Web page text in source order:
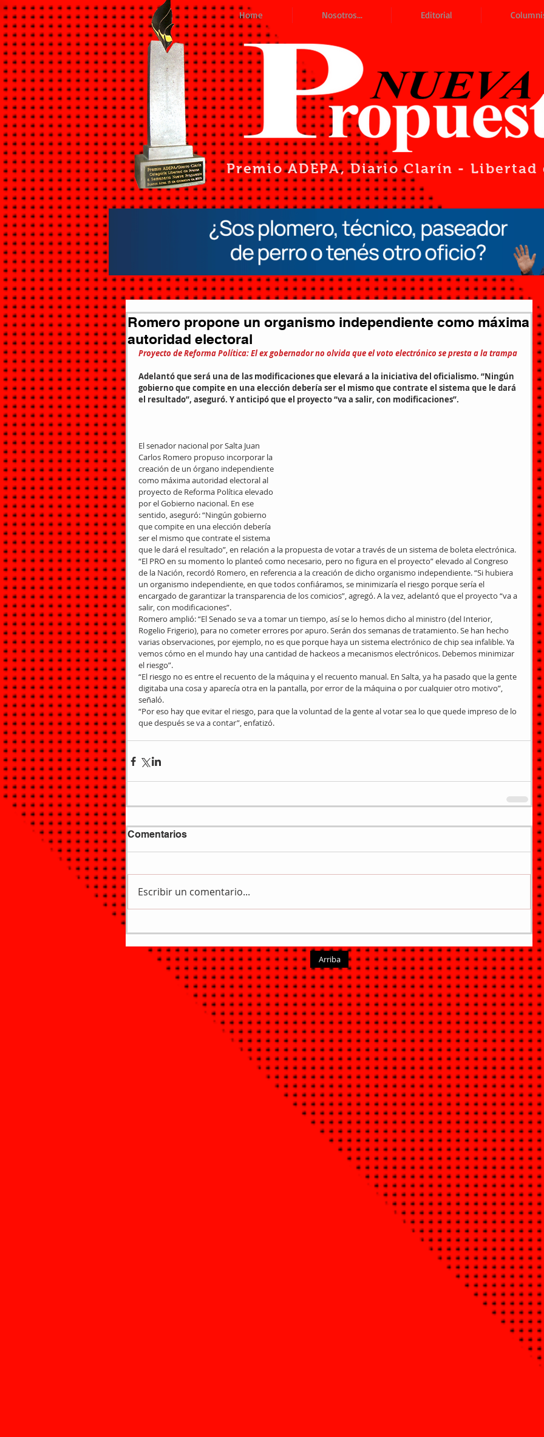
Home Nosotros... Editorial
Premio ADEPA, Diario Clarín - Libertad
Romero propone un organismo independiente como máxima
autoridad electoral
Proyecto de Reforma Política: El ex gobernador no olvida que el voto electrónico se presta a la trampa
Adelantó que será una de las modificaciones que elevará a la iniciativa del oficialismo. “Ningún
gobierno que compite en una elección debería ser el mismo que contrate el sistema que le dará
el resultado”, aseguró. Y anticipó que el proyecto “va a salir, con modificaciones”.
El senador nacional por Salta Juan
Carlos Romero propuso incorporar la
creación de un órgano independiente
como máxima autoridad electoral al
proyecto de Reforma Política elevado
por el Gobierno nacional. En ese
sentido, aseguró: “Ningún gobierno
que compite en una elección debería
ser el mismo que contrate el sistema
que le dará el resultado”, en relación a la propuesta de votar a través de un sistema de boleta electrónica.
“El PRO en su momento lo planteó como necesario, pero no figura en el proyecto” elevado al Congreso
de la Nación, recordó Romero, en referencia a la creación de dicho organismo independiente. “Si hubiera
un organismo independiente, en que todos confiáramos, se minimizaría el riesgo porque sería el
encargado de garantizar la transparencia de los comicios”, agregó. A la vez, adelantó que el proyecto “va a
salir, con modificaciones”.
Romero amplió: “El Senado se va a tomar un tiempo, así se lo hemos dicho al ministro (del Interior,
Rogelio Frigerio), para no cometer errores por apuro. Serán dos semanas de tratamiento. Se han hecho
varias observaciones, por ejemplo, no es que porque haya un sistema electrónico de chip sea infalible. Ya
vemos cómo en el mundo hay una cantidad de hackeos a mecanismos electrónicos. Debemos minimizar
el riesgo”.
“El riesgo no es entre el recuento de la máquina y el recuento manual. En Salta, ya ha pasado que la gente
digitaba una cosa y aparecía otra en la pantalla, por error de la máquina o por cualquier otro motivo”,
señaló.
“Por eso hay que evitar el riesgo, para que la voluntad de la gente al votar sea lo que quede impreso de lo
que después se va a contar”, enfatizó.
Comentarios
Escribir un comentario...
Arriba